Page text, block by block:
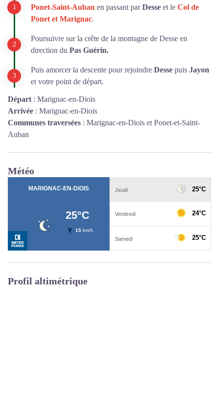
Ponet-Saint-Auban en passant parDesse et le Col de
Ponet et Marignac.
Poursuivre sur la crête de la montagne de Desse en
direction du Pas Guérin.
Puis amorcer la descente pour rejoindre Desse puis Jayon
et votre point de départ.
Départ : Marignac-en-Diois
Arrivée : Marignac-en-Diois
Communes traversées : Marignac-en-Diois et Ponet-et-Saint-
Auban
Météo
Profil altimétrique